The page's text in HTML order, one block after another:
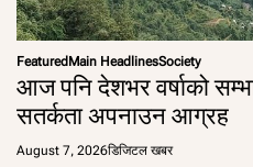
FeaturedMain HeadlinesSociety
आज पनि देशभर वर्षाको
सतर्कता अपनाउन आग्रह
August 7, 2026डिजिटल खबर